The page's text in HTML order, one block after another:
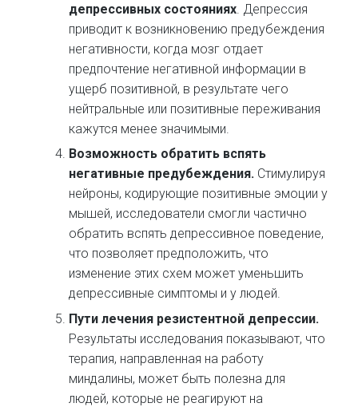
депрессивных состояниях . Депрессия
приводит к возникновению предубеждения
негативности, когда мозг отдает
предпочтение негативной информации в
ущерб позитивной, в результате чего
нейтральные или позитивные переживания
кажутся менее значимыми.
Возможность обратить вспять
негативные предубеждения. Стимулируя
нейроны, кодирующие позитивные эмоции у
мышей, исследователи смогли частично
обратить вспять депрессивное поведение,
что позволяет предположить, что
изменение этих схем может уменьшить
депрессивные симптомы и у людей.
Пути лечения резистентной депрессии.
Результаты исследования показывают, что
терапия, направленная на работу
миндалины, может быть полезна для
людей, которые не реагируют на